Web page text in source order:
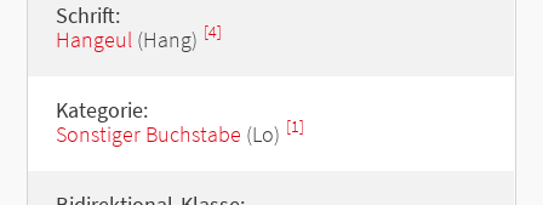
Schrift:
Hangeul(Hang) [4]
Kategorie:
Sonstiger Buchstabe (Lo) [1]